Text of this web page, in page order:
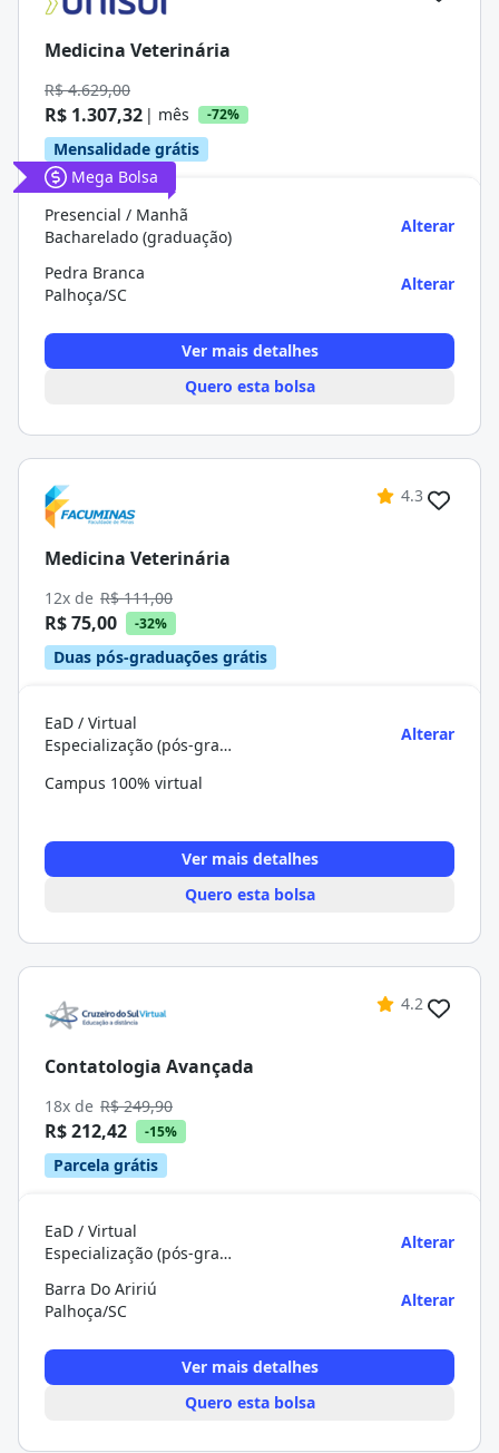
Medicina Veterinária
R$ 4.629,00
R$ 1.307,32 | mês -72%
Mensalidade grátis
Mega Bolsa
Presencial / Manhã
Bacharelado (graduação)
Alterar
Pedra Branca
Palhoça/SC
Alterar
Ver mais detalhes
Quero esta bolsa
4.3
Medicina Veterinária
12x de R$ 111,00
R$ 75,00 -32%
Duas pós-graduações grátis
EaD / Virtual
Especialização (pós-graduação)
Alterar
Campus 100% virtual
Ver mais detalhes
Quero esta bolsa
4.2
Contatologia Avançada
18x de R$ 249,90
R$ 212,42 -15%
Parcela grátis
EaD / Virtual
Especialização (pós-graduação)
Alterar
Barra Do Aririú
Palhoça/SC
Alterar
Ver mais detalhes
Quero esta bolsa